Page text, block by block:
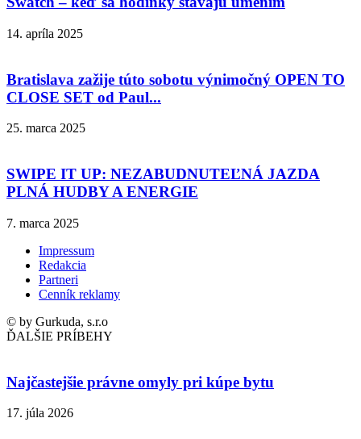
14. apríla 2025
Bratislava zažije túto sobotu výnimočný OPEN TO
CLOSE SET od Paul...
25. marca 2025
SWIPE IT UP: NEZABUDNUTEĽNÁ JAZDA
PLNÁ HUDBY A ENERGIE
7. marca 2025
Impressum
Redakcia
Partneri
Cenník reklamy
© by Gurkuda, s.r.o
ĎALŠIE PRÍBEHY
Najčastejšie právne omyly pri kúpe bytu
17. júla 2026